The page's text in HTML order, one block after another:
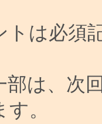
トは必須
部は、次
。